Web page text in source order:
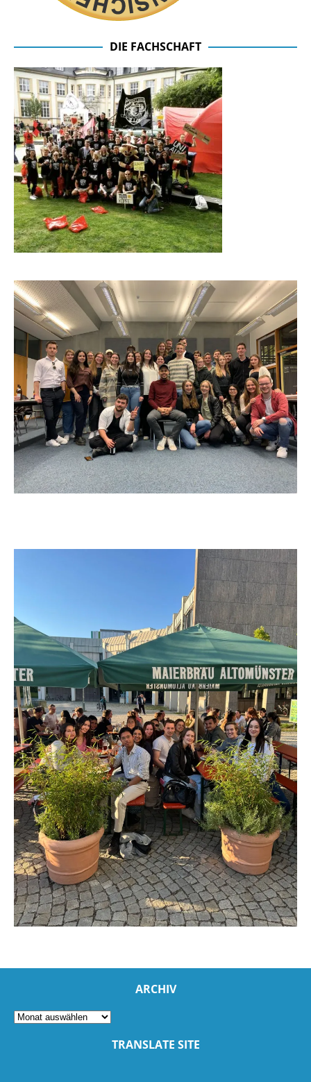
DIE FACHSCHAFT
ARCHIV
TRANSLATE SITE